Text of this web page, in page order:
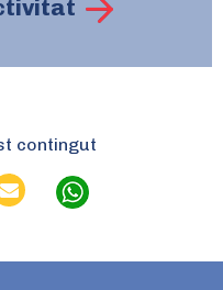
contingut